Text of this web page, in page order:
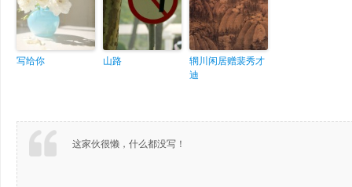
写给你 山路
辋川闲居赠裴秀才
迪
这家伙很懒，什么都没写！